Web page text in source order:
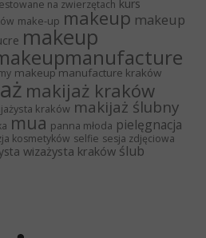
na zwierzętach kurs
make-up makeup makeup
makeup
makeup manufacture kraków
makijaż kraków
kraków makijaż ślubny
mua panna młoda pielęgnacja
kosmetyków selfie sesja zdjęciowa
wizażysta kraków ślub